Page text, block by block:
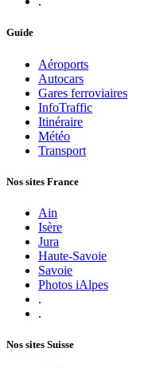
Guide
Aéroports
Autocars
Gares ferroviaires
InfoTraffic
Itinéraire
Météo
Transport
Nos sites France
Ain
Isère
Jura
Haute-Savoie
Savoie
Photos iAlpes
.
.
Nos sites Suisse